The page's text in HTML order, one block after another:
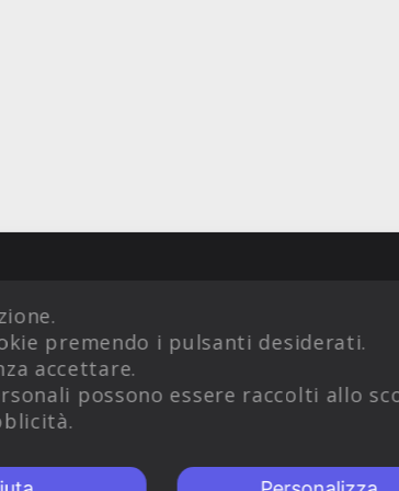
CONDIZIONI DI VENDITA
premendo i pulsanti desiderati.
accettare.
possono essere raccolti allo